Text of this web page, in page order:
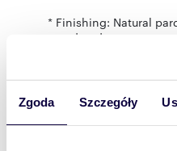
Zgoda Szczegóły
* Finishing: Natural
wooden doors.
* Comfort: Modern
* Heating: Reliable
THE BUILDING: